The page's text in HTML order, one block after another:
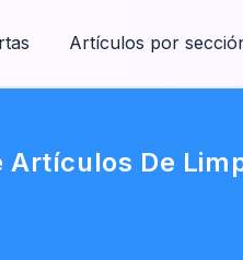
Artículos por
Artículos De